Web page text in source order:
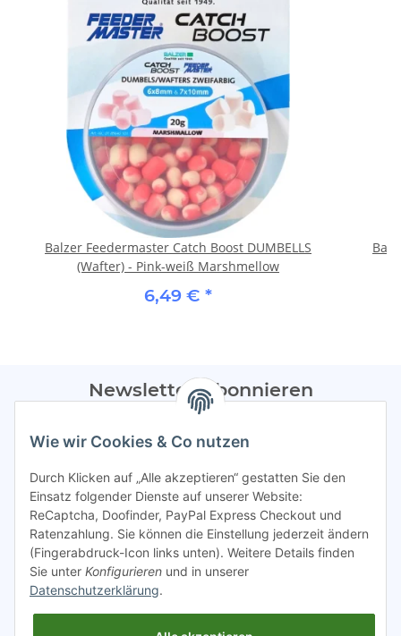
Balzer Feedermaster Catch Boost DUMBELLS
(Wafter) - Pink-weiß Marshmellow
6,49 € *
Newsletter Abonnieren
Bitte sendet mir entsprechend eurer
regelmäßig Infos zu euren Aktionen per E-Mail zu.
Abonnieren
Spamschutz aktiv
Gesetzliche Informationen
Wie wir Cookies & Co nutzen
Durch Klicken auf „Alle akzeptieren“ gestatten Sie den
Einsatz folgender Dienste auf unserer Website:
ReCaptcha, Doofinder, PayPal Express Checkout und
Ratenzahlung. Sie können die Einstellung jederzeit ändern
(Fingerabdruck-Icon links unten). Weitere Details finden
Sie unter Konfigurieren und in unserer
Datenschutzerklärung.